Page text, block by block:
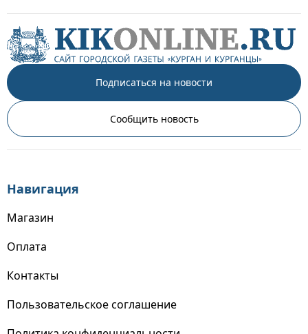
Подписаться на новости
Сообщить новость
Навигация
Магазин
Оплата
Контакты
Пользовательское соглашение